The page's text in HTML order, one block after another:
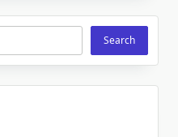
Search